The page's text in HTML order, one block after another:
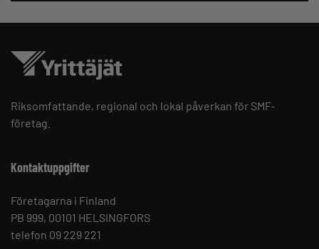
Riksomfattande, regional och lokal påverkan för SMF-
företag.
Kontaktuppgifter
Företagarna i Finland
PB 999, 00101 HELSINGFORS
telefon 09 229 221